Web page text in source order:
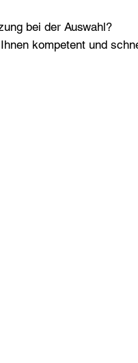
bei der Auswahl?
kompetent und